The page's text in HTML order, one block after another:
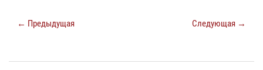
← Предыдущая Следующая →